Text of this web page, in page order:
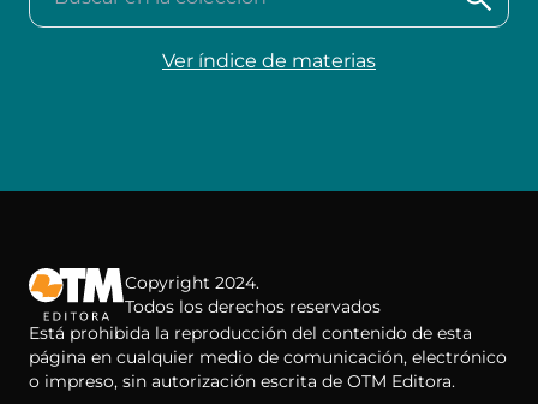
Ver índice de materias
Copyright 2024.
Todos los derechos reservados
Está prohibida la reproducción del contenido de esta
página en cualquier medio de comunicación, electrónico
o impreso, sin autorización escrita de OTM Editora.